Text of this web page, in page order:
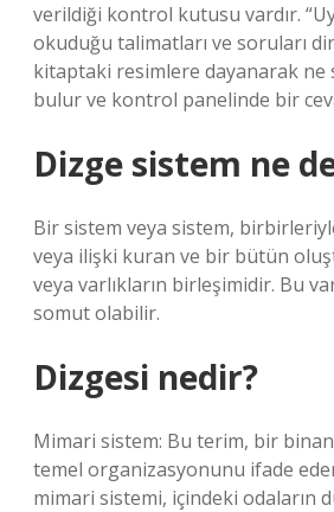
verildiği kontrol kutusu vardır.
okuduğu talimatları ve soruları
kitaptaki resimlere dayanarak ne
bulur ve kontrol panelinde bir
Dizge sistem ne
Bir sistem veya sistem,
veya ilişki kuran ve bir bütün
veya varlıkların birleşimidir. Bu
somut olabilir.
Dizgesi nedir?
Mimari sistem: Bu terim, bir
temel organizasyonunu ifade
mimari sistemi, içindeki odaların